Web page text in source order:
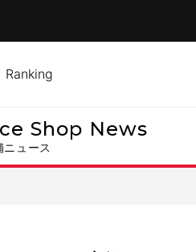
Ranking
Shop News
ニュース